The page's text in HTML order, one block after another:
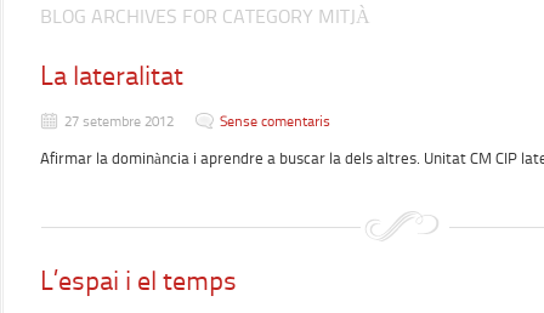
BLOG ARCHIVES FOR CATEGORY MITJÀ
La lateralitat
27 setembre 2012 Sense comentaris
Afirmar la dominància i aprendre a buscar la dels altres. Unitat CM CIP
L’espai i el temps